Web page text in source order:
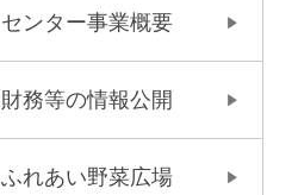
センター事業概要
財務等の情報公開
ふれあい野菜広場